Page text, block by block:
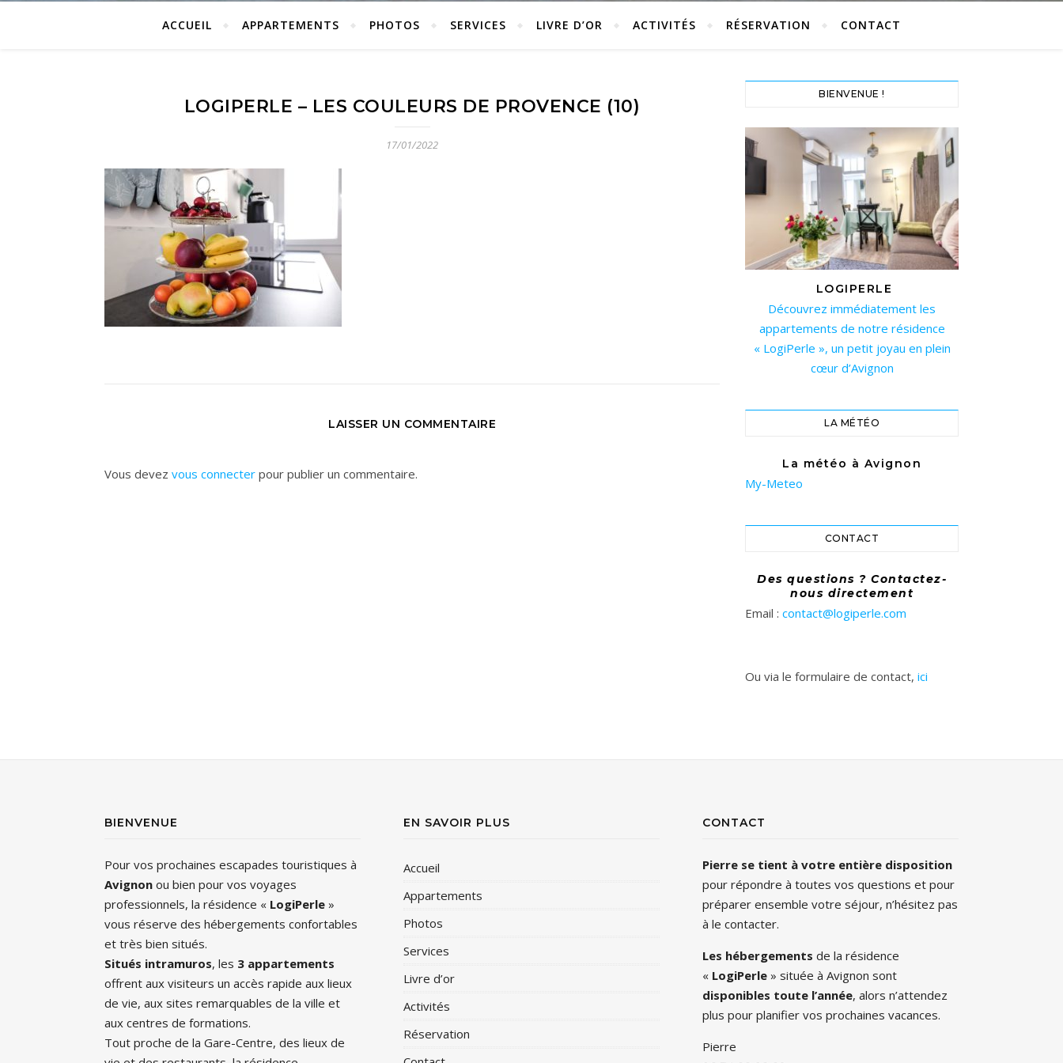
ACCUEIL APPARTEMENTS PHOTOS SERVICES LIVRE D’OR ACTIVITÉS RÉSERVATION CONTACT
LOGIPERLE – LES COULEURS DE PROVENCE (10)
17/01/2022
LAISSER UN COMMENTAIRE
Vous devez vous connecter pour publier un commentaire.
BIENVENUE !
LOGIPERLE
Découvrez immédiatement les
appartements de notre résidence
« LogiPerle », un petit joyau en plein
cœur d’Avignon
LA MÉTÉO
La météo à Avignon
My-Meteo
CONTACT
Des questions ? Contactez-
nous directement
Email : contact@logiperle.com
Ou via le formulaire de contact, ici
BIENVENUE
Pour vos prochaines escapades touristiques à
Avignon ou bien pour vos voyages
professionnels, la résidence « LogiPerle »
vous réserve des hébergements confortables
et très bien situés.
Situés intramuros, les 3 appartements
offrent aux visiteurs un accès rapide aux lieux
de vie, aux sites remarquables de la ville et
aux centres de formations.
Tout proche de la Gare-Centre, des lieux de
EN SAVOIR PLUS
Accueil
Appartements
Photos
Services
Livre d’or
Activités
Réservation
CONTACT
Pierre se tient à votre entière disposition
pour répondre à toutes vos questions et pour
préparer ensemble votre séjour, n’hésitez pas
à le contacter.
Les hébergements de la résidence
« LogiPerle » située à Avignon sont
disponibles toute l’année, alors n’attendez
plus pour planifier vos prochaines vacances.
Pierre